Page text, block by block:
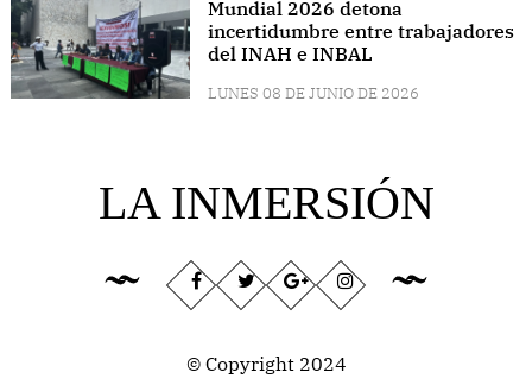
Mundial 2026 detona
incertidumbre entre trabajadores
del INAH e INBAL
LUNES 08 DE JUNIO DE 2026
LA INMERSIÓN
© Copyright 2024